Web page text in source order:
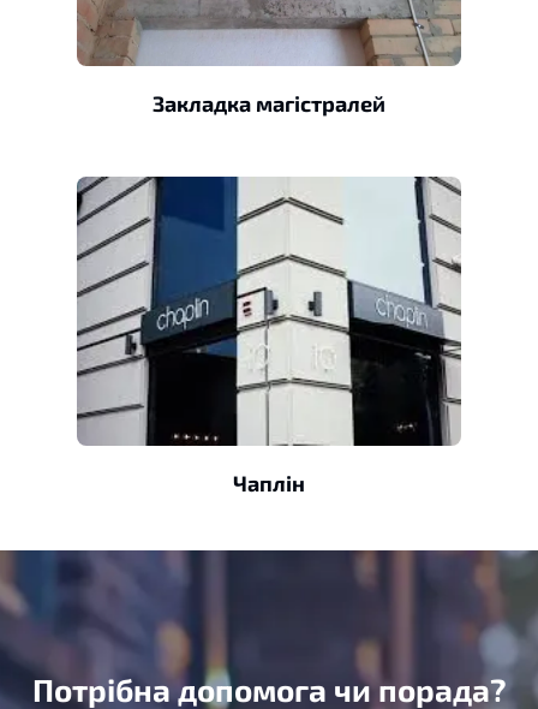
Закладка магістралей
Чаплін
Потрібна допомога чи порада?